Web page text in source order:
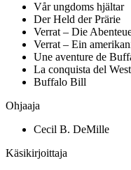
Vår ungdoms hjältar
Der Held der Prärie
Verrat – Die
Verrat – Ein
Une aventure de
La conquista del West
Buffalo Bill
Ohjaaja
Cecil B. DeMille
Käsikirjoittaja